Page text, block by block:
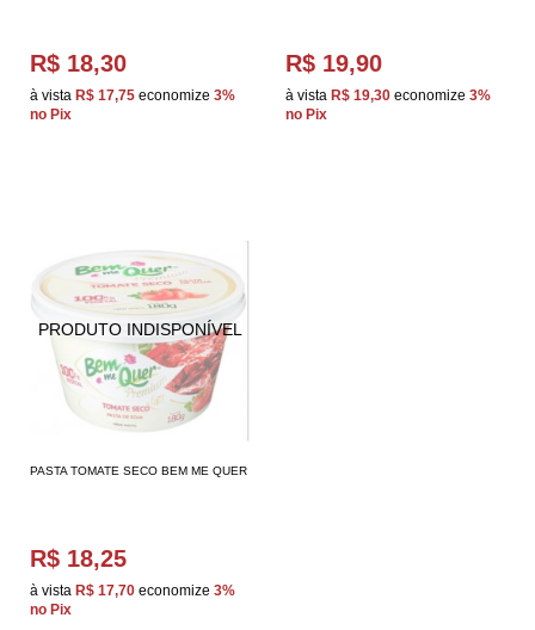
R$ 18,30
à vista R$ 17,75 economize 3%
no Pix
R$ 19,90
à vista R$ 19,30 economize 3%
no Pix
PASTA TOMATE SECO BEM ME QUER
R$ 18,25
à vista R$ 17,70 economize 3%
no Pix